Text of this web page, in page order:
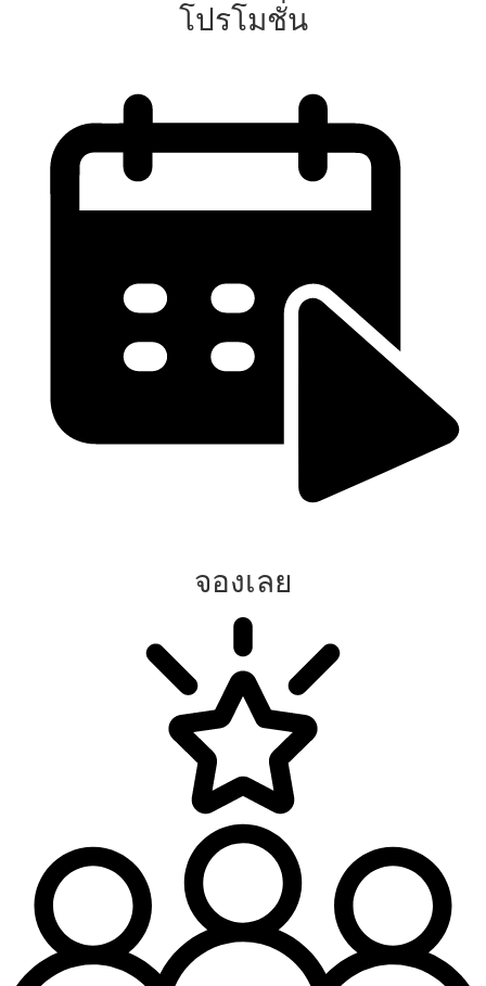
โปรโมชั่น
จองเลย